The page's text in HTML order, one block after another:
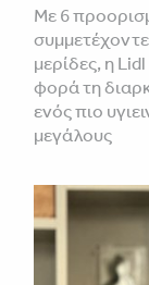
Με 6
μερίδες, η
φορά τη
ενός πιο
μεγάλους